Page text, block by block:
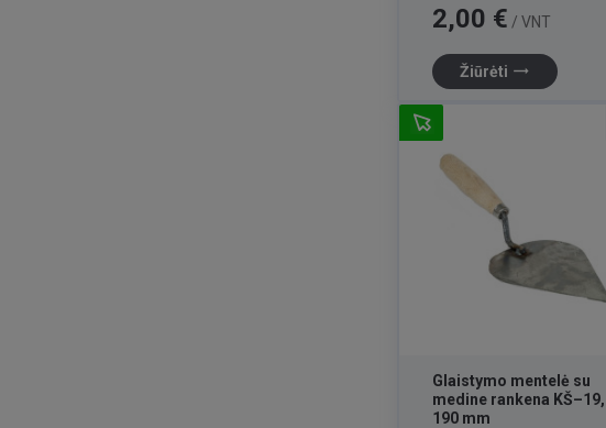
Kaina
2,00 € / VNT
Žiūrėti trending_flat
Glaistymo mentelė su
medine rankena KŠ–19,
190 mm